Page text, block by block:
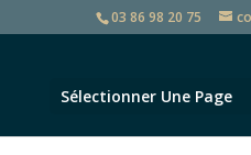
03 86 98 20 75
Sélectionner Une Page